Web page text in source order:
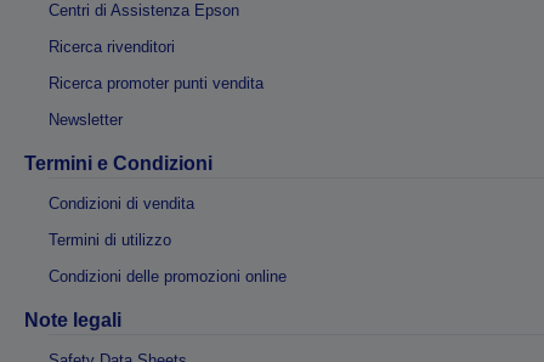
Centri di Assistenza Epson
Ricerca rivenditori
Ricerca promoter punti vendita
Newsletter
Termini e Condizioni
Condizioni di vendita
Termini di utilizzo
Condizioni delle promozioni online
Note legali